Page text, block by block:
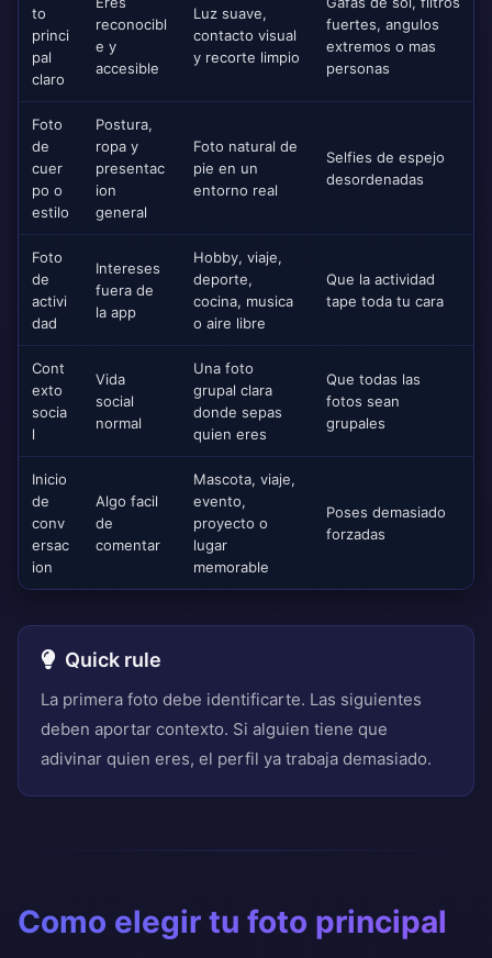
to
princi
pal
claro
reconocibl
e y
accesible
Luz suave,
contacto visual
y recorte limpio
fuertes, angulos
extremos o mas
personas
Foto
de
cuer
po o
estilo
Postura,
ropa y
presentac
ion
general
Foto natural de
pie en un
entorno real
Selfies de espejo
desordenadas
Foto
de
activi
dad
Intereses
fuera de
la app
Hobby, viaje,
deporte,
cocina, musica
o aire libre
Que la actividad
tape toda tu cara
Cont
exto
socia
l
Vida
social
normal
Una foto
grupal clara
donde sepas
quien eres
Que todas las
fotos sean
grupales
Inicio
de
conv
ersac
ion
Algo facil
de
comentar
Mascota, viaje,
evento,
proyecto o
lugar
memorable
Poses demasiado
forzadas
Quick rule
La primera foto debe identificarte. Las siguientes
deben aportar contexto. Si alguien tiene que
adivinar quien eres, el perfil ya trabaja demasiado.
Como elegir tu foto principal